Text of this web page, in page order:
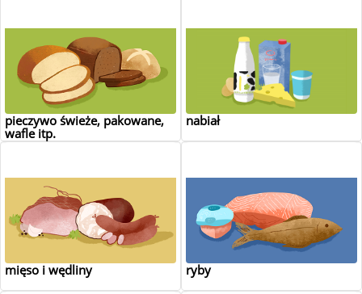
pieczywo świeże, pakowane,
wafle itp.
nabiał
mięso i wędliny ryby